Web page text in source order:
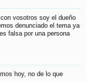
vosotros soy el dueño
denunciado el tema ya
falsa por una persona
hoy, no de lo que